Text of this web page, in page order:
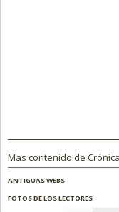
Mas contenido de
ANTIGUAS WEBS
FOTOS DE LOS LECTORES